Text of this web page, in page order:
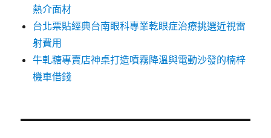
熱介面材
台北票貼經典台南眼科專業乾眼症治療挑選近視雷
射費用
牛軋糖專賣店神桌打造噴霧降溫與電動沙發的楠梓
機車借錢